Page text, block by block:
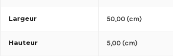
Largeur 50,00 (cm)
Hauteur 5,00 (cm)